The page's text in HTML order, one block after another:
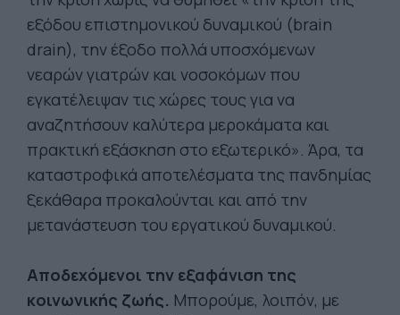
εξόδου επιστημονικού δυναμικού (brain
drain), την έξοδο πολλά υποσχόμενων
νεαρών γιατρών και νοσοκόμων που
εγκατέλειψαν τις χώρες τους για να
αναζητήσουν καλύτερα μεροκάματα και
πρακτική εξάσκηση στο εξωτερικό». Άρα, τα
καταστροφικά αποτελέσματα της πανδημίας
ξεκάθαρα προκαλούνται και από την
μετανάστευση του εργατικού δυναμικού.
Αποδεχόμενοι την εξαφάνιση της
κοινωνικής ζωής. Μπορούμε, λοιπόν, με